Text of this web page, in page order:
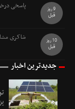
پاسخی
9 روز
قبل
شاکری
10 روز
قبل
جدیدترین اخبار